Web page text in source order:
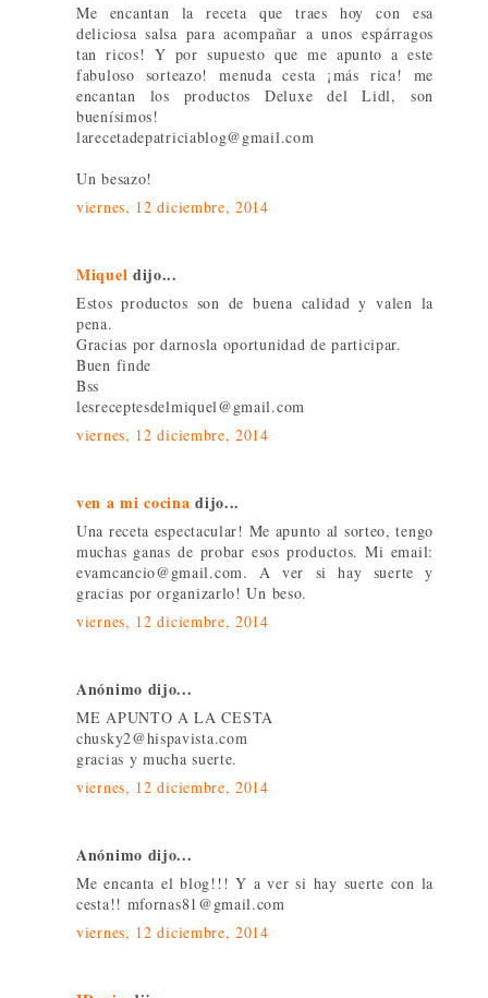
Me encantan la receta que traes hoy con esa
deliciosa salsa para acompañar a unos espárragos
tan ricos! Y por supuesto que me apunto a este
fabuloso sorteazo! menuda cesta ¡más rica! me
encantan los productos Deluxe del Lidl, son
buenísimos!
larecetadepatriciablog@gmail.com
Un besazo!
viernes, 12 diciembre, 2014
Miquel dijo...
Estos productos son de buena calidad y valen la
pena.
Gracias por darnosla oportunidad de participar.
Buen finde
Bss
lesreceptesdelmiquel@gmail.com
viernes, 12 diciembre, 2014
ven a mi cocina dijo...
Una receta espectacular! Me apunto al sorteo, tengo
muchas ganas de probar esos productos. Mi email:
evamcancio@gmail.com. A ver si hay suerte y
gracias por organizarlo! Un beso.
viernes, 12 diciembre, 2014
Anónimo dijo...
ME APUNTO A LA CESTA
chusky2@hispavista.com
gracias y mucha suerte.
viernes, 12 diciembre, 2014
Anónimo dijo...
Me encanta el blog!!! Y a ver si hay suerte con la
cesta!! mfornas81@gmail.com
viernes, 12 diciembre, 2014